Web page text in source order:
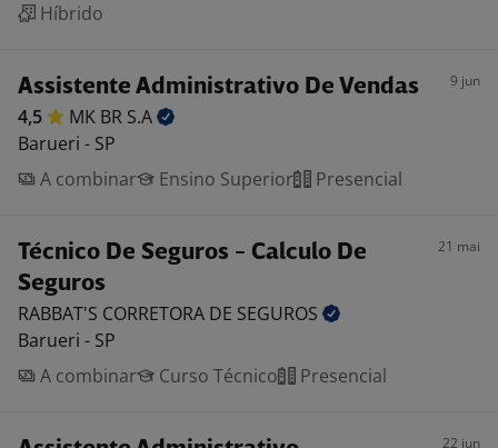
Híbrido
Assistente Administrativo De Vendas 9 jun
4,5 MK BR S.A
Barueri - SP
A combinar
Ensino Superior Presencial
Técnico De Seguros - Calculo De
Seguros
21 mai
RABBAT'S CORRETORA DE SEGUROS
Barueri - SP
A combinar
Curso Técnico Presencial
22 jun